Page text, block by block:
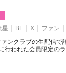
星 BL X
ファン
ンクラブの生配信で
行われた会員限定の